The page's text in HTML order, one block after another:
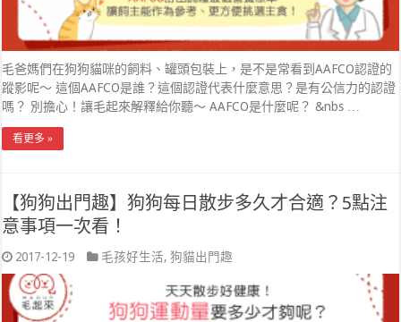
毛爸媽們在狗狗貓咪的飼料、罐頭包裝上，是不是常看到AAFCO認證的
蹤影呢～ 這個AAFCO是誰？這個認證代表什麼意思？是有公信力的認證
嗎？ 別擔心！讓毛起來解釋給你聽～ AAFCO是什麼呢？ &nbs …
看更多 »
【狗狗出門趣】狗狗每日散步多久才合適？5點注
意事項一次看！
2017-12-19 毛孩好生活,狗貓出門趣